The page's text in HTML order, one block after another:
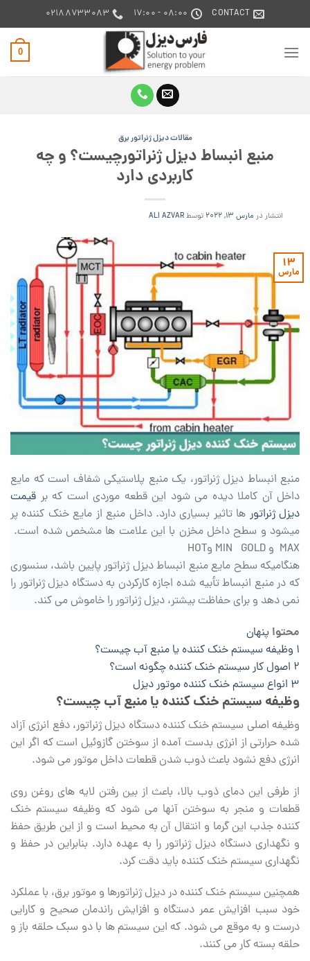
to
CONTACT
08:00 - 17:00 ۰۲۱۸۸۷۳۳۰۸۳
0
مقالات دیزل ژنراتور برق
منبع انبساط دیزل ژنراتورچیست؟ و چه
کاربردی دارد
انتشار در مارس 13, 2022 توسطALI AZVAR
13
مارس
منبع انبساط دیزل ژنراتور، یک منبع پلاستیکی شفاف است که مایع
داخل آن کاملا دیده می شود این قطعه موردی است که بر قیمت
دیزل ژنراتور ها تاثیر بسیاری دارد. داخل منبع از مایع خنک کننده پر
میشود و سطح داخل مخزن با این علامت ها مشخص شده است.
MAX و MIN GOLD وHOT
هنگامیکه سطح مایع منبع انبساط دیزل ژنراتور پایین باشد، سنسوری
که در منبع انبساط تأبیه شده اجازه کارکردن به دستگاه دیزل ژنراتور را
نمی دهد و برای حفاظت بیشتر، دیزل ژنراتور را خاموش می کند.
محتوا پنهان
1 وظیفه سیستم خنک کننده یا منبع آب چیست؟
2 اصول کار سیستم خنک کننده چگونه است؟
3 انواع سیستم خنک کننده موتور دیزل
وظیفه سیستم خنک کننده یا منبع آب چیست؟
وظیفه اصلی سیستم خنک کننده دستگاه دیزل ژنراتور، دفع انرژی آزاد
شده حرارتی از انرژی بدست آمده از سوختن گازوئیل است که اگر این
انرژی دفع نشود باعث ذوب شدن قطعات داخل موتور می شود.
از طرفی این دمای ذوب بالا، باعث از بین رفتن لایه های روغن روی
قطعات و منجر به سوختن آنها می شود که وظیفه سیستم خنک
کننده جذب این گرما و انتقال آن به محیط است و از این طریق حفظ
و نگهداری دستگاه دیزل ژنراتور را به عهده دارد. بنابراین در حفظ و
نگهداری سیستم خنک کننده باید دقت کرد.
همچنین سیستم خنک کننده در دیزل ژنراتورها و موتور برق، با عملکرد
خود سبب افزایش عمر دستگاه و افزایش راندمان صحیح و کارایی
درست و به موقع می شود. که این سیستم ها با دو سبک حلقه باز و
حلقه بسته کار می کنند.